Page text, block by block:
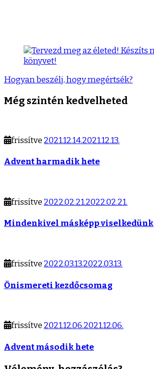
Hogyan beszélj, hogy megértsék?
Még szintén kedvelheted
frissítve 2021.12.14.2021.12.13.
Advent harmadik hete
frissítve 2022.02.21.2022.02.21.
Mindenkivel másképp viselkedünk
frissítve 2022.03.13.2022.03.13.
Önismereti kezdőcsomag
frissítve 2021.12.06.2021.12.06.
Advent második hete